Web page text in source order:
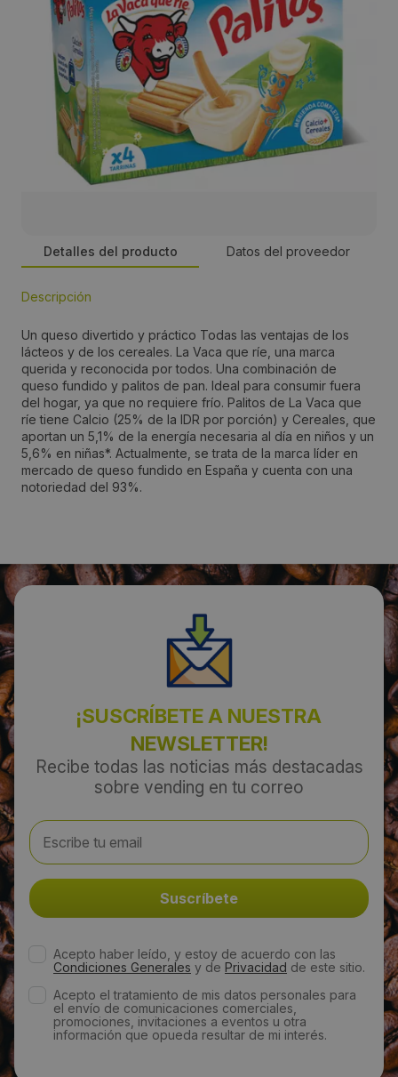
Detalles del producto Datos del proveedor
Descripción
Un queso divertido y práctico Todas las ventajas de los
lácteos y de los cereales. La Vaca que ríe, una marca
querida y reconocida por todos. Una combinación de
queso fundido y palitos de pan. Ideal para consumir fuera
del hogar, ya que no requiere frío. Palitos de La Vaca que
ríe tiene Calcio (25% de la IDR por porción) y Cereales, que
aportan un 5,1% de la energía necesaria al día en niños y un
5,6% en niñas*. Actualmente, se trata de la marca líder en
mercado de queso fundido en España y cuenta con una
notoriedad del 93%.
Responsable Marketing
Dirección:
Campo de las Naciones, Av. Partenón, 4
Localidad:
28042
917211958
Web:
https://www.belfoodservice.es/home.php
Visitas a producto:
1693
Fecha de publicación de producto:
¡SUSCRÍBETE A NUESTRA
NEWSLETTER!
Recibe todas las noticias más destacadas
sobre vending en tu correo
Acepto haber leído, y estoy de acuerdo con las
Condiciones Generales y de Privacidad de este sitio.
Acepto el tratamiento de mis datos personales para
el envío de comunicaciones comerciales,
promociones, invitaciones a eventos u otra
información que opueda resultar de mi interés.